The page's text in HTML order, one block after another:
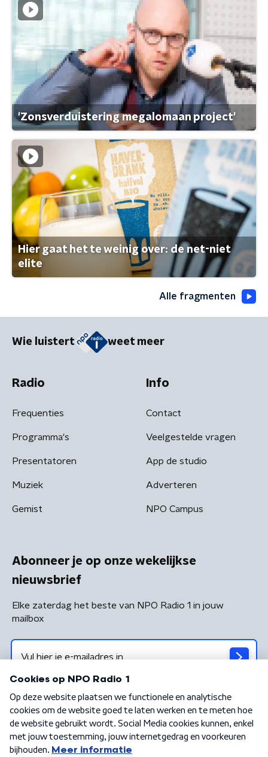
'Zonsverduistering megalomaan project'
Hier gaat het te weinig over: de net-niet
elite
Alle fragmenten
Wie luistert weet meer
Radio
Frequenties
Programma's
Presentatoren
Muziek
Gemist
Info
Contact
Veelgestelde vragen
App de studio
Adverteren
NPO Campus
Abonneer je op onze wekelijkse
nieuwsbrief
Elke zaterdag het beste van NPO Radio 1 in jouw
mailbox
Algemene voorwaarden Privacybeleid